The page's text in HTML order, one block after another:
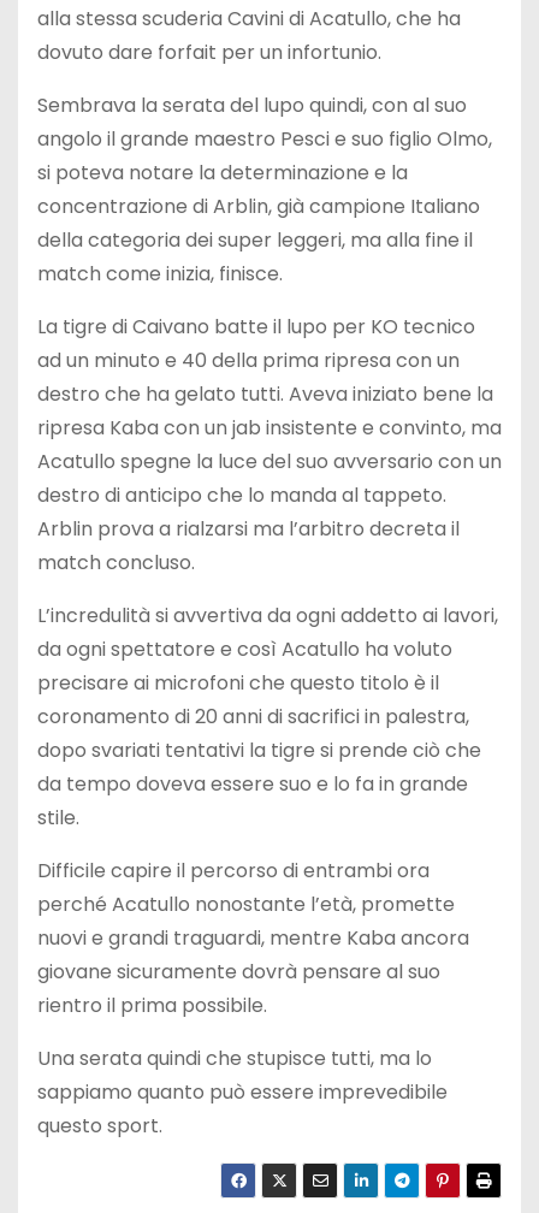
alla stessa scuderia Cavini di Acatullo, che ha
dovuto dare forfait per un infortunio.
Sembrava la serata del lupo quindi, con al suo
angolo il grande maestro Pesci e suo figlio Olmo,
si poteva notare la determinazione e la
concentrazione di Arblin, già campione Italiano
della categoria dei super leggeri, ma alla fine il
match come inizia, finisce.
La tigre di Caivano batte il lupo per KO tecnico
ad un minuto e 40 della prima ripresa con un
destro che ha gelato tutti. Aveva iniziato bene la
ripresa Kaba con un jab insistente e convinto, ma
Acatullo spegne la luce del suo avversario con un
destro di anticipo che lo manda al tappeto.
Arblin prova a rialzarsi ma l’arbitro decreta il
match concluso.
L’incredulità si avvertiva da ogni addetto ai lavori,
da ogni spettatore e così Acatullo ha voluto
precisare ai microfoni che questo titolo è il
coronamento di 20 anni di sacrifici in palestra,
dopo svariati tentativi la tigre si prende ciò che
da tempo doveva essere suo e lo fa in grande
stile.
Difficile capire il percorso di entrambi ora
perché Acatullo nonostante l’età, promette
nuovi e grandi traguardi, mentre Kaba ancora
giovane sicuramente dovrà pensare al suo
rientro il prima possibile.
Una serata quindi che stupisce tutti, ma lo
sappiamo quanto può essere imprevedibile
questo sport.